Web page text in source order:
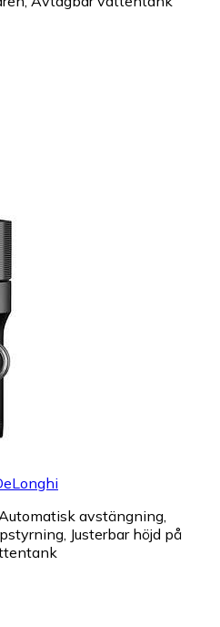
avstängning,
Justerbar höjd på